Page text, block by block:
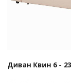
Диван Квин 6 -